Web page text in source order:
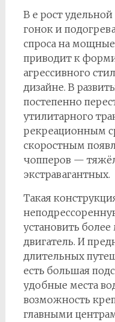
В е рост
гонок и
спроса на
приводит к
агрессивного
дизайне. В
постепенно
утилитарного
рекреационным
скоростным
чопперов —
экстравагантных.
Такая
установить
двигатель. И
длительных
есть большая
удобные места
возможность
главными